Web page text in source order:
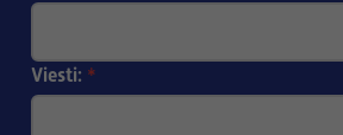
Viesti: *